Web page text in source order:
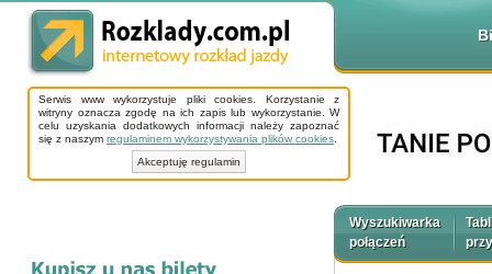
Serwis www wykorzystuje pliki cookies. Korzystanie z
witryny oznacza zgodę na ich zapis lub wykorzystanie. W
celu uzyskania dodatkowych informacji należy zapoznać
się z naszym regulaminem wykorzystywania plików cookies
Akceptuję regulamin
Wyszukiwarka
połączeń